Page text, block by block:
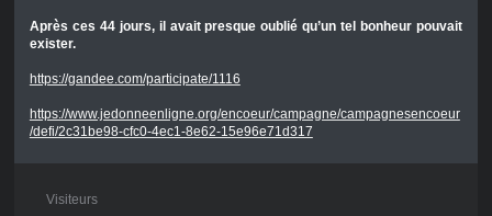
Après ces 44 jours, il avait presque oublié qu’un tel bonheur pouvait
exister.
https://gandee.com/participate/1116
https://www.jedonneenligne.org/encoeur/campagne/campagnesencoeur
/defi/2c31be98-cfc0-4ec1-8e62-15e96e71d317
Visiteurs